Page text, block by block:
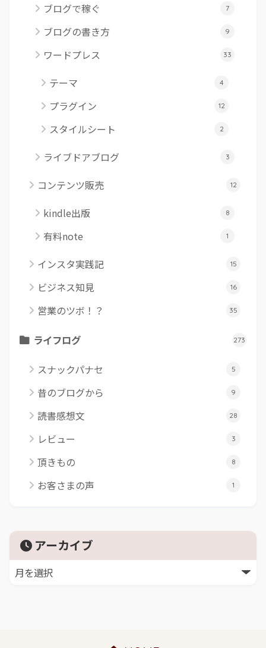
ブログで稼ぐ 7
ブログの書き方 9
ワードプレス 33
テーマ 4
プラグイン 12
スタイルシート 2
ライブドアブログ 3
コンテンツ販売 12
kindle出版 8
有料note 1
インスタ実践記 15
ビジネス知見 16
営業のツボ！？ 35
ライフログ 273
スナックパナセ 5
昔のブログから 9
読書感想文 28
レビュー 3
頂きもの 8
お客さまの声 1
アーカイブ